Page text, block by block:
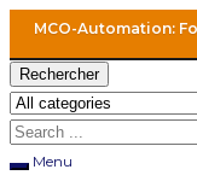
MCO-Automation:
Rechercher
Menu